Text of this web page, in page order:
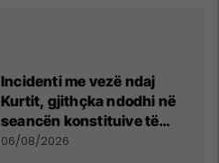
Incidenti me vezë ndaj
Kurtit, gjithçka ndodhi në
seancën konstituive të
Kuvendit
06/08/2026